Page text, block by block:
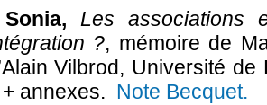
Les associations
?, mémoire de
Vilbrod, Université
annexes. Note Becquet.